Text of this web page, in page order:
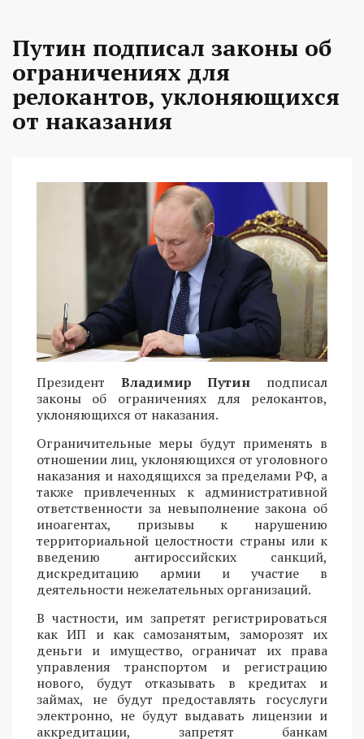
Путин подписал законы об
ограничениях для
релокантов, уклоняющихся
от наказания
Президент Владимир Путин подписал
законы об ограничениях для релокантов,
уклоняющихся от наказания.
Ограничительные меры будут применять в
отношении лиц, уклоняющихся от уголовного
наказания и находящихся за пределами РФ, а
также привлеченных к административной
ответственности за невыполнение закона об
иноагентах, призывы к нарушению
территориальной целостности страны или к
введению антироссийских санкций,
дискредитацию армии и участие в
деятельности нежелательных организаций.
В частности, им запретят регистрироваться
как ИП и как самозанятым, заморозят их
деньги и имущество, ограничат их права
управления транспортом и регистрацию
нового, будут отказывать в кредитах и
займах, не будут предоставлять госуслуги
электронно, не будут выдавать лицензии и
аккредитации, запретят банкам